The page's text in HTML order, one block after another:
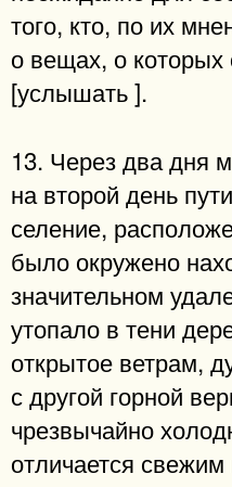
того, кто, по их
о вещах, о которых
[услышать ].
13. Через два дня
на второй день
селение,
было окружено
значительном
утопало в тени
открытое ветрам,
с другой горной
чрезвычайно
отличается